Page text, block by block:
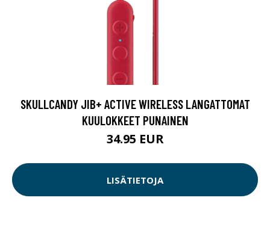
SKULLCANDY JIB+ ACTIVE WIRELESS LANGATTOMAT
KUULOKKEET PUNAINEN
34.95 EUR
LISÄTIETOJA